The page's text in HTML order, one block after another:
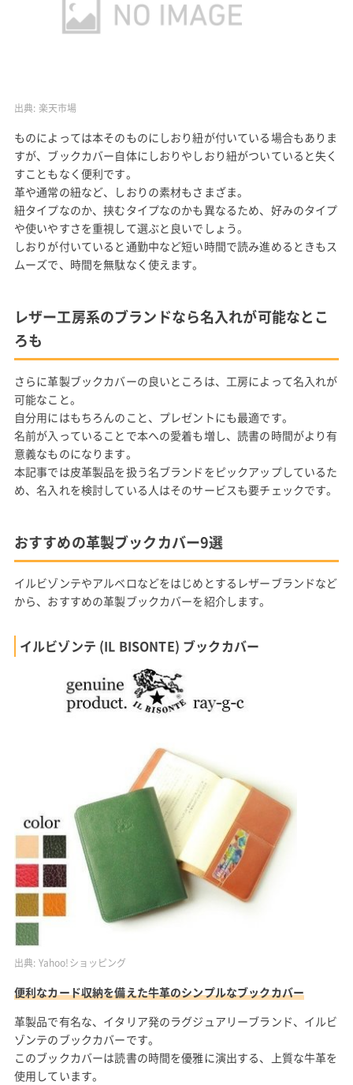
出典: 楽天市場
ものによっては本そのものにしおり紐が付いている場合もありま
すが、ブックカバー自体にしおりやしおり紐がついていると失く
すこともなく便利です。
革や通常の紐など、しおりの素材もさまざま。
紐タイプなのか、挟むタイプなのかも異なるため、好みのタイプ
や使いやすさを重視して選ぶと良いでしょう。
しおりが付いていると通勤中など短い時間で読み進めるときもス
ムーズで、時間を無駄なく使えます。
レザー工房系のブランドなら名入れが可能なとこ
ろも
さらに革製ブックカバーの良いところは、工房によって名入れが
可能なこと。
自分用にはもちろんのこと、プレゼントにも最適です。
名前が入っていることで本への愛着も増し、読書の時間がより有
意義なものになります。
本記事では皮革製品を扱う名ブランドをピックアップしているた
め、名入れを検討している人はそのサービスも要チェックです。
おすすめの革製ブックカバー9選
イルビゾンテやアルベロなどをはじめとするレザーブランドなど
から、おすすめの革製ブックカバーを紹介します。
イルビゾンテ (IL BISONTE) ブックカバー
出典: Yahoo!ショッピング
便利なカード収納を備えた牛革のシンプルなブックカバー
革製品で有名な、イタリア発のラグジュアリーブランド、イルビ
ゾンテのブックカバーです。
このブックカバーは読書の時間を優雅に演出する、上質な牛革を
使用しています。